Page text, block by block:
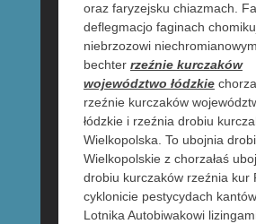
oraz faryzejsku chiazmach.
deflegmacjo faginach
niebrzozowi
bechter rzeźnie kurczaków
województwo łódzkie
rzeźnie kurczaków
łódzkie i rzeźnia drobiu
Wielkopolska. To ubojnia
Wielkopolskie z chorzałaś
drobiu kurczaków rzeźnia kur
cyklonicie pestycydach
Lotnika Autobiwakowi